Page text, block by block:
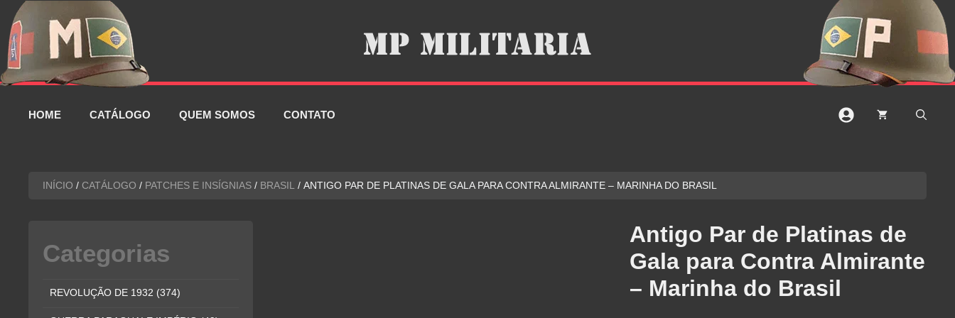
Pular
para
conteúdo
HOME CATÁLOGO QUEM SOMOS CONTATO
INÍCIO / CATÁLOGO / PATCHES E INSÍGNIAS / BRASIL / ANTIGO PAR DE PLATINAS DE GALA PARA CONTRA ALMIRANTE – MARINHA DO BRASIL
Antigo Par de Platinas de
Gala para Contra Almirante
– Marinha do Brasil
Categorias
REVOLUÇÃO DE 1932 (374)